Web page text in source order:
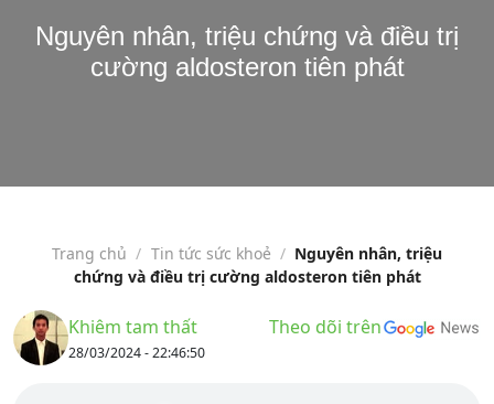
Nguyên nhân, triệu chứng và điều trị
cường aldosteron tiên phát
Trang chủ / Tin tức sức khoẻ / Nguyên nhân, triệu
chứng và điều trị cường aldosteron tiên phát
Khiêm tam thất
28/03/2024 - 22:46:50
Theo dõi trên